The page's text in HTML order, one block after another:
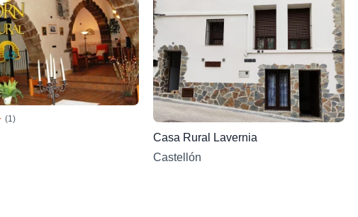
(1)
Casa Rural Lavernia
Castellón